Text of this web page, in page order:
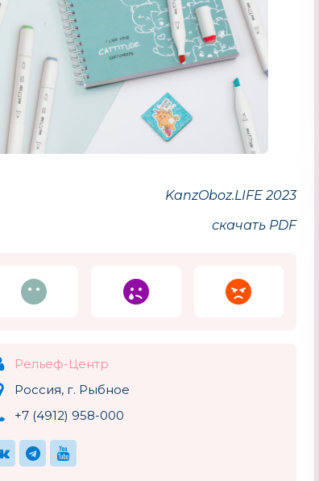
KanzOboz.LIFE 2023
скачать PDF
Рельеф-Центр
Россия, г. Рыбное
+7 (4912) 958-000